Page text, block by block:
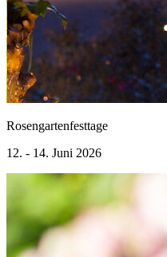
Rosengartenfesttage
12. - 14. Juni 2026